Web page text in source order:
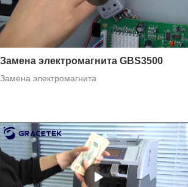
Замена электромагнита GBS3500
Замена электромагнита